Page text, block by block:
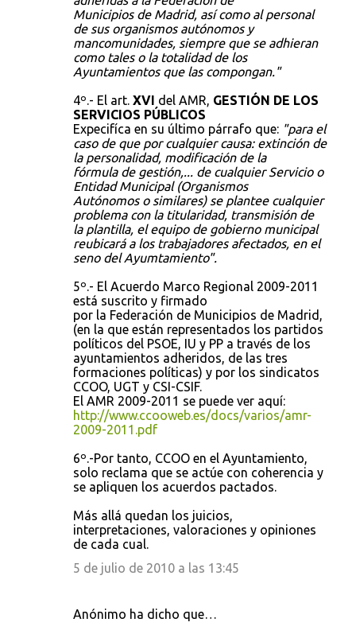
Municipios de Madrid, así como al personal
de sus organismos autónomos y
mancomunidades, siempre que se adhieran
como tales o la totalidad de los
Ayuntamientos que las compongan."
4º.- El art. XVI del AMR, GESTIÓN DE LOS
SERVICIOS PÚBLICOS
Expecifíca en su último párrafo que: "para el
caso de que por cualquier causa: extinción de
la personalidad, modificación de la
fórmula de gestión,... de cualquier Servicio o
Entidad Municipal (Organismos
Autónomos o similares) se plantee cualquier
problema con la titularidad, transmisión de
la plantilla, el equipo de gobierno municipal
reubicará a los trabajadores afectados, en el
seno del Ayumtamiento".
5º.- El Acuerdo Marco Regional 2009-2011
está suscrito y firmado
por la Federación de Municipios de Madrid,
(en la que están representados los partidos
políticos del PSOE, IU y PP a través de los
ayuntamientos adheridos, de las tres
formaciones políticas) y por los sindicatos
CCOO, UGT y CSI-CSIF.
El AMR 2009-2011 se puede ver aquí:
http://www.ccooweb.es/docs/varios/amr-
2009-2011.pdf
6º.-Por tanto, CCOO en el Ayuntamiento,
solo reclama que se actúe con coherencia y
se apliquen los acuerdos pactados.
Más allá quedan los juicios,
interpretaciones, valoraciones y opiniones
de cada cual.
5 de julio de 2010 a las 13:45
Anónimo ha dicho que…